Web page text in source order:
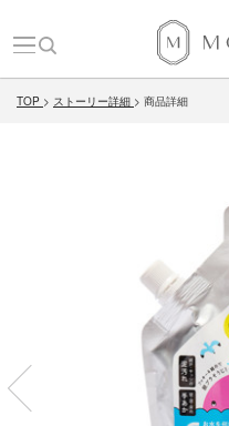
TOP ストーリー詳細 商品詳細